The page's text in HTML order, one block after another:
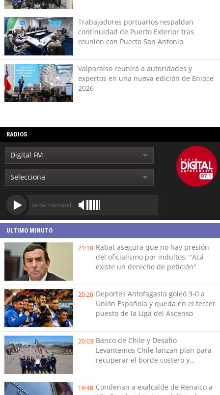
Trabajadores portuarios respaldan
continuidad de Puerto Exterior tras
reunión con Puerto San Antonio
Valparaíso reunirá a autoridades y
expertos en una nueva edición de Enloce
2026
RADIOS
Señal nacional
ULTIMO MINUTO
21:10 Rabat asegura que no hay presión
del oficialismo por indultos: "Acá
existe un derecho de petición"
20:20 Deportes Antofagasta goleó 3-0 a
Unión Española y queda en el tercer
puesto de la Liga del Ascenso
20:03 Banco de Chile y Desafío
Levantemos Chile lanzan plan para
recuperar el borde costero y
Región de Coquimbo
19:48 Condenan a exalcalde de Renaico a